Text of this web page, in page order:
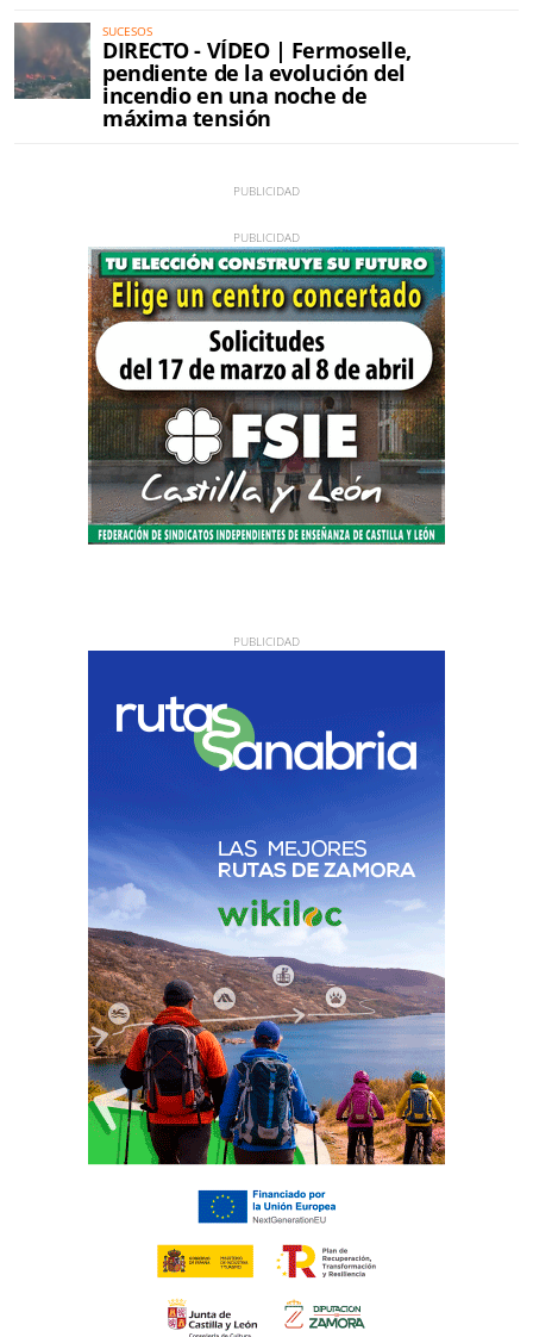
SUCESOS
DIRECTO - VÍDEO | Fermoselle,
pendiente de la evolución del
incendio en una noche de
máxima tensión